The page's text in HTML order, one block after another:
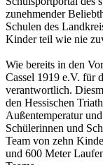
zunehmender
Schulen des
Kinder teil wie nie
Wie bereits in den
Cassel 1919 e.V. für
verantwortlich.
den Hessischen
Außentemperatur
Schülerinnen und
Team von zehn
und 600 Meter